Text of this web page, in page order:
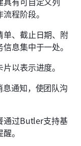
程阶段。
单、截止日期、附
息集中于一处。
以表示进度。
通知，使团队沟
通过Butler支持基
。